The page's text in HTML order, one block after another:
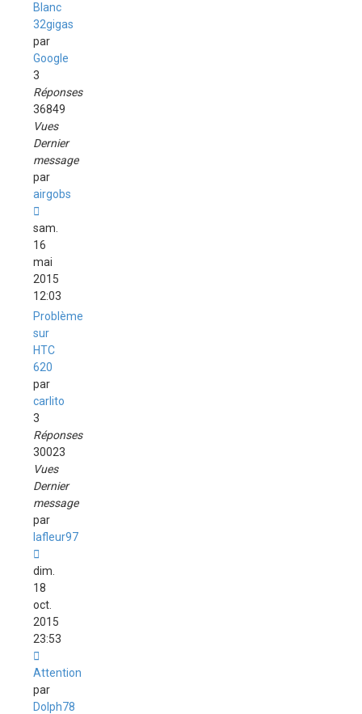
Blanc
32gigas
par
Google
3
Réponses
36849
Vues
Dernier
message
par
airgobs
sam.
16
mai
2015
12:03
Problème
sur
HTC
620
par
carlito
3
Réponses
30023
Vues
Dernier
message
par
lafleur97
dim.
18
oct.
2015
23:53
Attention
par
Dolph78